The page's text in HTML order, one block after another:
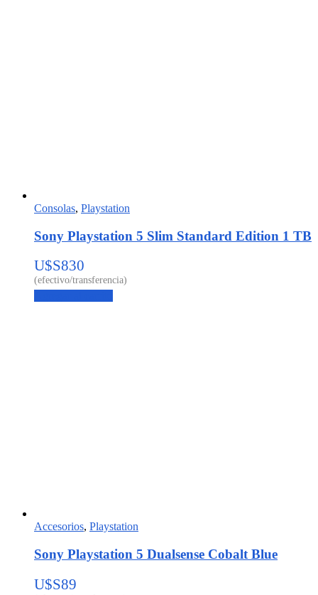
Consolas, Playstation
Sony Playstation 5 Slim Standard Edition 1 TB
U$S830
Accesorios, Playstation
Sony Playstation 5 Dualsense Cobalt Blue
U$S89